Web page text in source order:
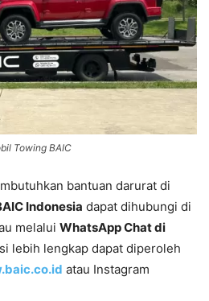
Towing BAIC
bantuan darurat di
Indonesia dapat dihubungi di
melalui WhatsApp Chat di
lebih lengkap dapat diperoleh
atau Instagram